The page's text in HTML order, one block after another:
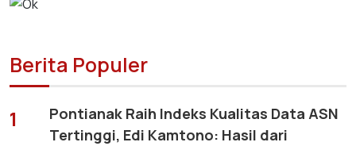
Berita Populer
1
Pontianak Raih Indeks Kualitas Data ASN
Tertinggi, Edi Kamtono: Hasil dari